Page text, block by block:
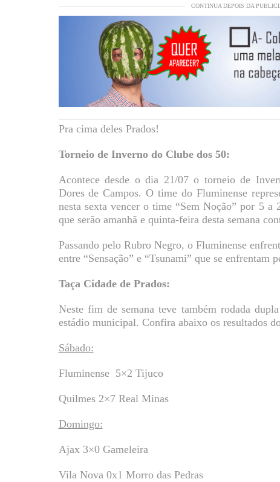
CONTINUA DEPOIS DA
Pra cima deles Prados!
Torneio de Inverno do Clube dos 50:
Acontece desde o dia 21/07 o torneio de
Dores de Campos. O time do Fluminense
nesta sexta vencer o time “Sem Noção” por 5 a
que serão amanhã e quinta-feira desta semana
Passando pelo Rubro Negro, o Fluminense
entre “Sensação” e “Tsunami” que se enfrentam
Taça Cidade de Prados:
Neste fim de semana teve também rodada
estádio municipal. Confira abaixo os resultados
Sábado:
Fluminense 5×2 Tijuco
Quilmes 2×7 Real Minas
Domingo:
Ajax 3×0 Gameleira
Vila Nova 0x1 Morro das Pedras